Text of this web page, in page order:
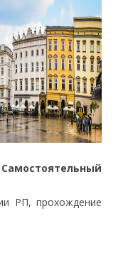
Самостоятельный
РП, прохождение